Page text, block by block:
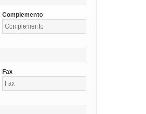
Complemento
Fax